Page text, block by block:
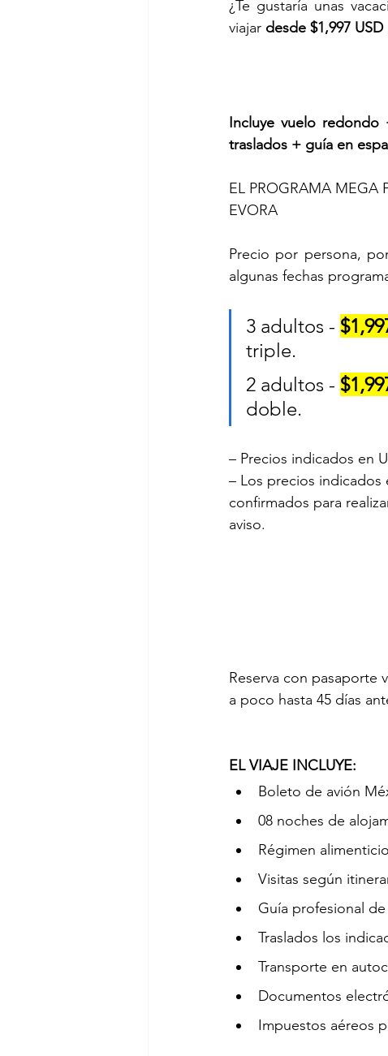
¿Te gustaría unas
viajar desde $1,997
Incluye vuelo
traslados + guía en
EL PROGRAMA MEGA
EVORA
Precio por persona,
algunas fechas
3 adultos -
triple.
2 adultos -
doble.
– Precios indicados en
– Los precios
confirmados para
aviso.
Reserva con pasaporte
a poco hasta 45 días
EL VIAJE INCLUYE:
Boleto de avión
08 noches de
Régimen
Visitas según
Guía profesional
Traslados los
Transporte en
Documentos
Impuestos aéreos